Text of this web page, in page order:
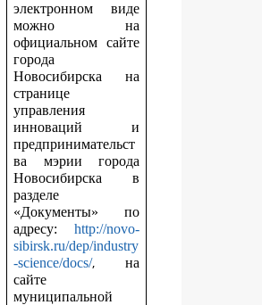
электронном виде
можно на
официальном сайте
города
Новосибирска на
странице
управления
инноваций и
предпринимательст
ва мэрии города
Новосибирска в
разделе
«Документы» по
адресу:http://novo-
sibirsk.ru/dep/industry
-science/docs/,на
сайте
муниципальной